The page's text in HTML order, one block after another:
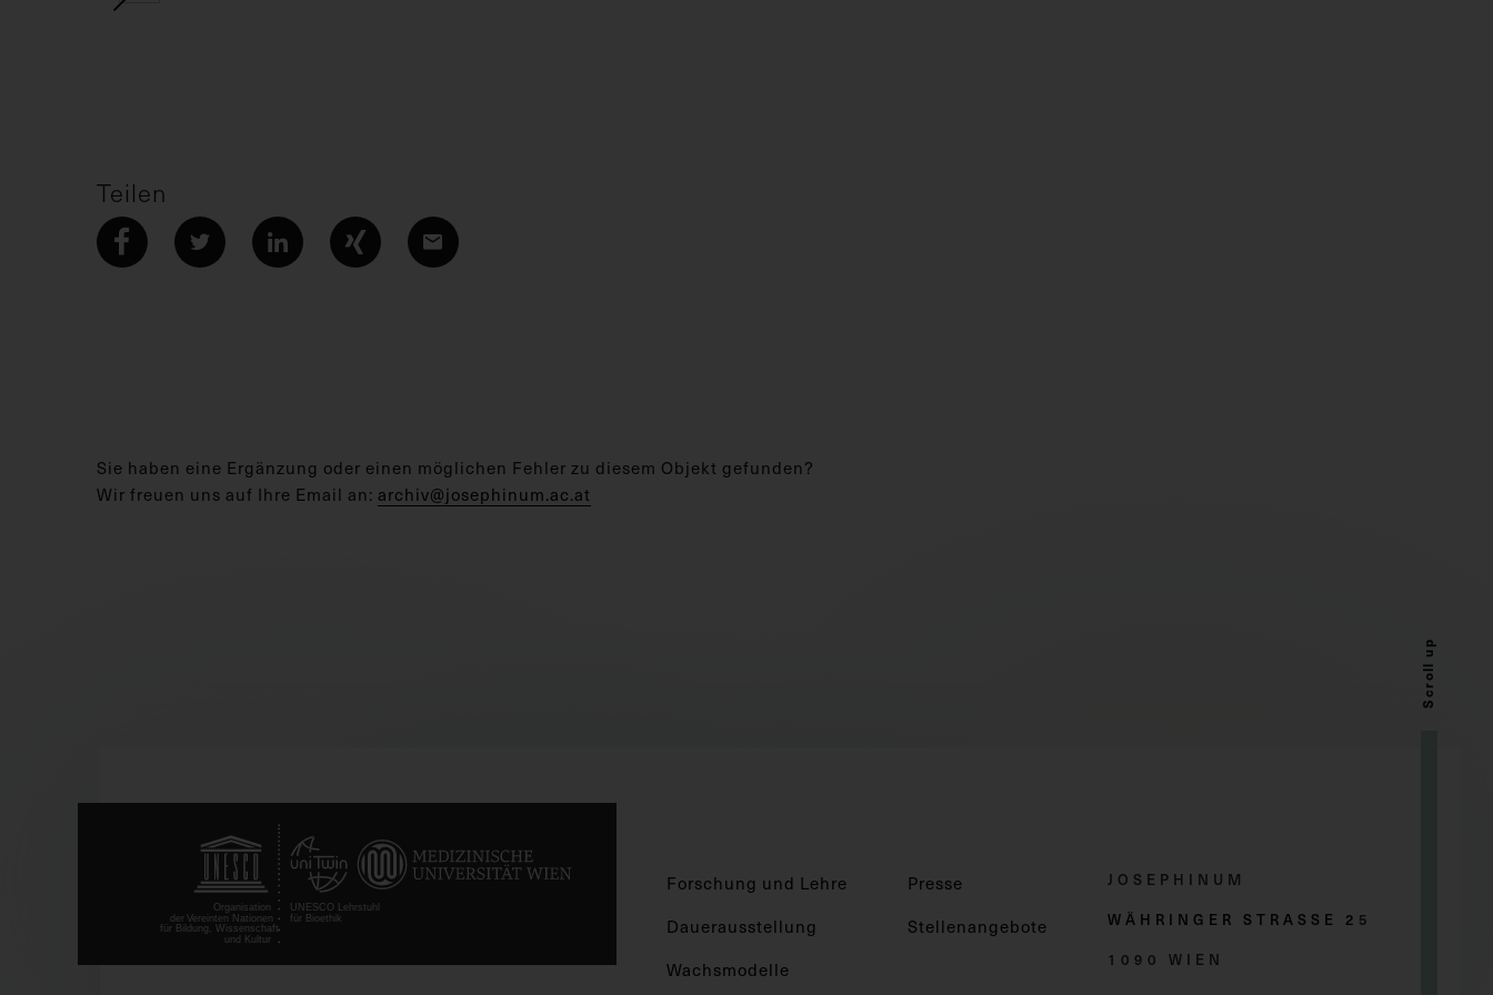
Teilen
Sie haben eine Ergänzung oder einen möglichen Fehler zu diesem Objekt gefunden?
Wir freuen uns auf Ihre Email an: archiv@josephinum.ac.at
Scroll up
Forschung und Lehre
Dauerausstellung
Wachsmodelle
Presse
Stellenangebote
JOSEPHINUM
WÄHRINGER STRASSE 2 5
1090 WIEN